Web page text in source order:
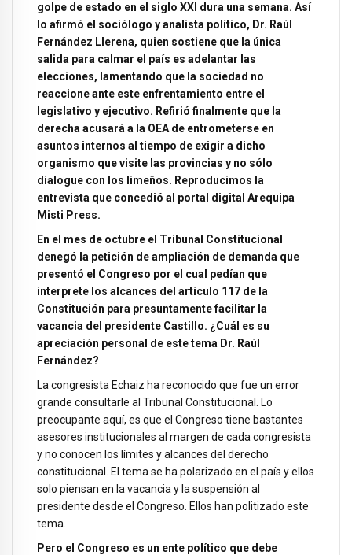
golpe de estado en el siglo XXI dura una semana. Así
lo afirmó el sociólogo y analista político, Dr. Raúl
Fernández Llerena, quien sostiene que la única
salida para calmar el país es adelantar las
elecciones, lamentando que la sociedad no
reaccione ante este enfrentamiento entre el
legislativo y ejecutivo. Refirió finalmente que la
derecha acusará a la OEA de entrometerse en
asuntos internos al tiempo de exigir a dicho
organismo que visite las provincias y no sólo
dialogue con los limeños. Reproducimos la
entrevista que concedió al portal digital Arequipa
Misti Press.
En el mes de octubre el Tribunal Constitucional
denegó la petición de ampliación de demanda que
presentó el Congreso por el cual pedían que
interprete los alcances del artículo 117 de la
Constitución para presuntamente facilitar la
vacancia del presidente Castillo. ¿Cuál es su
apreciación personal de este tema Dr. Raúl
Fernández?
La congresista Echaiz ha reconocido que fue un error
grande consultarle al Tribunal Constitucional. Lo
preocupante aquí, es que el Congreso tiene bastantes
asesores institucionales al margen de cada congresista
y no conocen los límites y alcances del derecho
constitucional. El tema se ha polarizado en el país y ellos
solo piensan en la vacancia y la suspensión al
presidente desde el Congreso. Ellos han politizado este
tema.
Pero el Congreso es un ente político que debe